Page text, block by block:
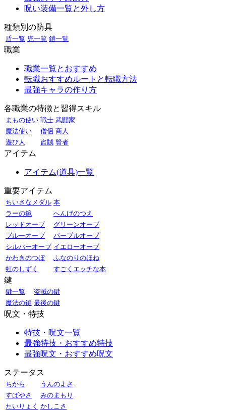
呪い装備一覧と外し方
種類別の防具
盾一覧 兜一覧 鎧一覧
職業
職業一覧とおすすめ
転職おすすめルートと転職方法
最強キャラの作り方
各職業の特徴と習得スキル
まもの使い 戦士 武闘家
魔法使い
僧侶 商人
遊び人
盗賊 賢者
アイテム
アイテム(道具)一覧
重要アイテム
ちいさなメダル 本
ラーの鏡
へんげのつえ
レッドオーブ
グリーンオーブ
ブルーオーブ
パープルオーブ
シルバーオーブ イエローオーブ
かわきのつぼ
ふなのりのほね
虹のしずく
すごくエッチな本
鍵
鍵一覧
盗賊の鍵
魔法の鍵 最後の鍵
呪文・特技
特技・呪文一覧
最強特技・おすすめ特技
最強呪文・おすすめ呪文
ステータス
ちから
うんのよさ
すばやさ
みのまもり
たいりょく かしこさ